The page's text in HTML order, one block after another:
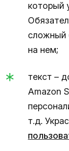
который
сложный
на нем;
текст –
Amazon
т.д.